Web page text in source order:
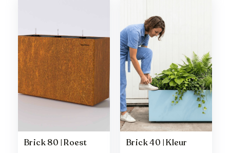
Brick 80 | Roest Brick 40 | Kleur